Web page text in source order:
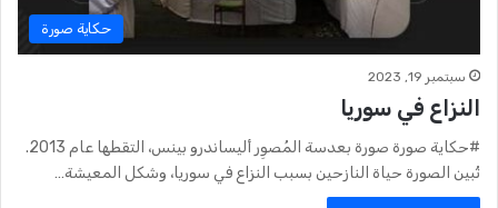
حكاية صورة
سبتمبر 19, 2023
النزاع في سوريا
#حكاية صورة صورة بعدسة المُصوِر أليساندرو بينس، التقطها عام 2013.
تُبين الصورة حياة النازحين بسبب النزاع في سوريا، وشكل المعيشة…